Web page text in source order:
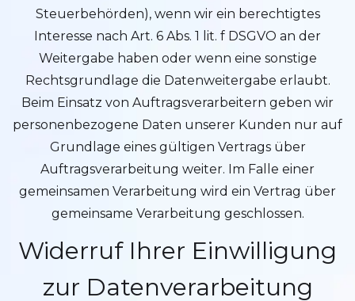
Steuerbehörden), wenn wir ein berechtigtes
Interesse nach Art. 6 Abs. 1 lit. f DSGVO an der
Weitergabe haben oder wenn eine sonstige
Rechtsgrundlage die Datenweitergabe erlaubt.
Beim Einsatz von Auftragsverarbeitern geben wir
personenbezogene Daten unserer Kunden nur auf
Grundlage eines gültigen Vertrags über
Auftragsverarbeitung weiter. Im Falle einer
gemeinsamen Verarbeitung wird ein Vertrag über
gemeinsame Verarbeitung geschlossen.
Widerruf Ihrer Einwilligung
zur Datenverarbeitung